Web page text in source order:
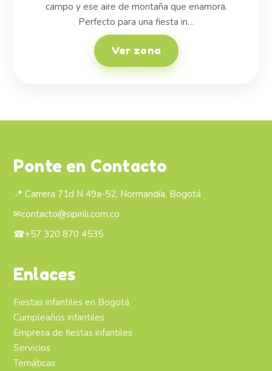
campo y ese aire de montaña que enamora.
Perfecto para una fiesta in…
Ver zona
Ponte en Contacto
📍 Carrera 71d N 49a-52, Normandía, Bogotá
✉contacto@sipirili.com.co
☎+57 320 870 4535
Enlaces
Fiestas infantiles en Bogotá
Cumpleaños infantiles
Empresa de fiestas infantiles
Servicios
Temáticas